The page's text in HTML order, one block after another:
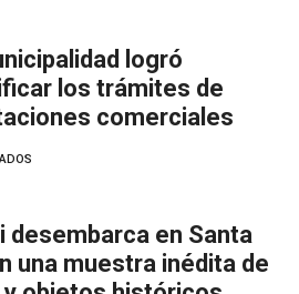
logró
los trámites de
comerciales
desembarca en Santa
una muestra inédita de